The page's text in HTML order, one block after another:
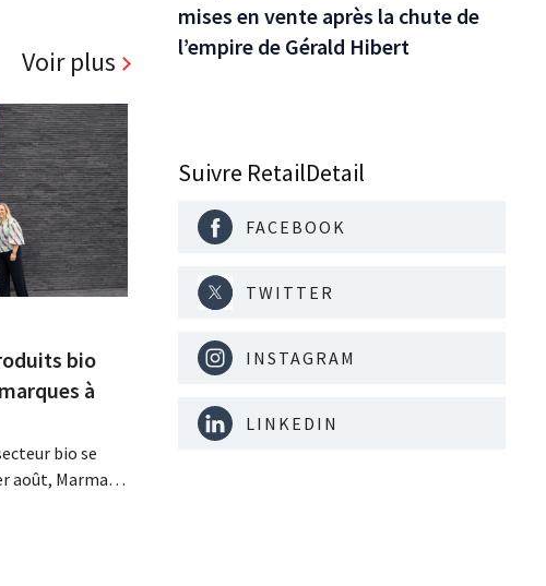
Voir plus
bio
à
bio se
août, Marma,
mises en vente après la chute de
l’empire de Gérald Hibert
Suivre RetailDetail
FACEBOOK
TWITTER
INSTAGRAM
LINKEDIN